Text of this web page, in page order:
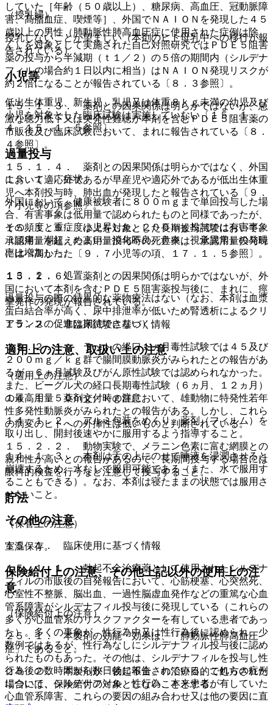
していた［年齢（５０歳以上）、糖尿病、高血圧、冠動脈障
害、高脂血症、喫煙等］、外国でＮＡＩＯＮを発現した４５
歳以上の男性（肺動脈性肺高血圧症に使用された症例は除
く）を対象として実施された自己対照研究ではＰＤＥ５阻害
薬の投与から半減期（ｔ１／２）の５倍の期間内（シルデナ
フィルの場合約１日以内に相当）はＮＡＩＯＮ発現リスクが
約２倍になることが報告されている〔８．３参照〕。
１５．１．３． 薬剤との因果関係は明らかではないが、急
激な聴力低下又は突発性難聴が本剤を含むＰＤＥ５阻害薬の
市販後及び臨床試験において、まれに報告されている〔８．
４参照〕。
１５．１．４． 薬剤との因果関係は明らかではなく、外国
において適応外であるが早産児や適応外であるが低出生体重
児へ本剤投与時、肺出血が発現したと報告されている〔９．
７小児等の項参照〕。
１５．１．５． 小児を対象とした長期投与試験において、
承認用量を超えた高用量投与時の死亡率は、承認用量投与時
に比べ高かった〔９．７小児等の項、１７．１．５参照〕。
１５．１．６． 薬剤との因果関係は明らかではないが、外
国において本剤を含むＰＤＥ５阻害薬投与後に、まれに、痙
攣発作の発現が報告されている。
１５．２． 非臨床試験に基づく情報
１５．２．１． ラットの経口１ヵ月毒性試験では４５及び
２００ｍｇ／ｋｇ群で腸間膜動脈炎がみられたとの報告があ
るが、６ヵ月試験及びがん原性試験では認められなかった。
また、ビーグル犬の経口長期毒性試験（６ヵ月、１２ヵ月）
の最高用量５０ｍｇ／ｋｇ群において、雄動物に特発性若年
性多発性動脈炎がみられたとの報告がある。しかし、これら
の病変のヒトへの外挿性は低いものと判断されている。
１５．２．２． 動物実験で、メラニン色素に富む網膜との
親和性が高いとの報告があるので、長期間投与する場合には
眼科的検査を行うなど注意して投与すること。
貯法
（保管上の注意）
室温保存。
保険給付上の注意、その他上記以外の使用上の注
意
（保険給付上の注意）
２５．１． 本製剤の効能・効果は、「肺動脈性肺高血圧
症」であること。
２５．２． 本製剤が「勃起不全」の治療目的で処方された
場合には、保険給付の対象としないこととする。
（授乳婦）
授乳しないことが望ましい（本剤のヒト母乳中への移行が報
告されている）。
小児等
低出生体重児、新生児、乳児又は体重８ｋｇ未満の幼児及び
小児を対象とした臨床試験は実施していない〔１５．１．
４、１５．１．５参照〕。
過量投与
１３．１． 症状
外国において、健康被験者に８００ｍｇまで単回投与した場
合、有害事象は低用量で認められたものと同様であったが、
その頻度と重症度は上昇した。２００ｍｇ投与では有害事象
（頭痛、潮紅、めまい、消化不良、鼻炎、視覚異常）の発現
率は増加した。
１３．２． 処置
過量投与の際の特異的な薬物療法はない（なお、本剤は血漿
蛋白結合率が高く、尿中排泄率が低いため腎透析によるクリ
アランスの促進は期待できない）。
適用上の注意、取扱い上の注意
（適用上の注意）
１４．１． 薬剤交付時の注意
１４．１．２． アルミ包装をめくり、薬剤（フィルム）を
取り出し、開封後速やかに服用するよう指導すること。
１４．１．３． 本剤は舌の上にのせて唾液を浸潤させると
崩壊するため、水なしで服用可能である（また、水で服用す
ることもできる）。なお、本剤は寝たままの状態では服用さ
せないこと。
その他の注意
１５．１． 臨床使用に基づく情報
１５．１．１． 勃起不全治療薬として使用されたシルデナ
フィルの市販後の自発報告において、心筋梗塞、心突然死、
心室性不整脈、脳出血、一過性脳虚血発作などの重篤な心血
管系障害がシルデナフィル投与後に発現している（これらの
多くが心血管系のリスクファクターを有している患者であっ
た）。多くの事象が、性行為中又は性行為後に認められ、少
数例ではあるが、性行為なしにシルデナフィル投与後に認め
られたものもあった。その他は、シルデナフィルを投与し性
行為後の数時間から数日後に報告されている。これらの症例
について、シルデナフィル、性行為、本来患者が有していた
心血管系障害、これらの要因の組み合わせ又は他の要因に直